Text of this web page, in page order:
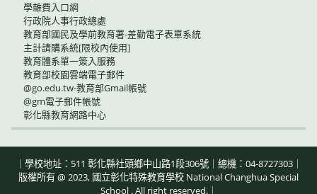
學雜費入口網
行政院人事行政總處
教育部國民及學前教育署-差勤電子表單系統
主計請購系統[限校內使用]
教育體系單一簽入服務
教育部校園雲端電子郵件
@go.edu.tw-教育部Gmail帳號
@gm電子郵件帳號
彰化縣教育網路中心
｜學校地址：511 彰化縣社頭鄉中山路1段306號｜總機：04-8727303｜
版權所有 @ 2023, 國立彰化特殊教育學校 National Changhua Special
School . All right reserved.｜